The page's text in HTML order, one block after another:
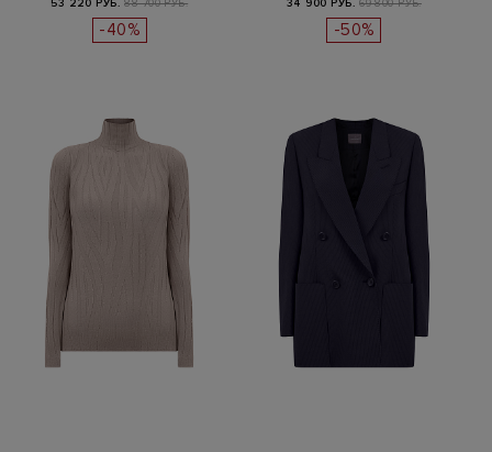
53 220 РУБ. 88 700 РУБ.
-40%
34 900 РУБ. 69 800 РУБ.
-50%